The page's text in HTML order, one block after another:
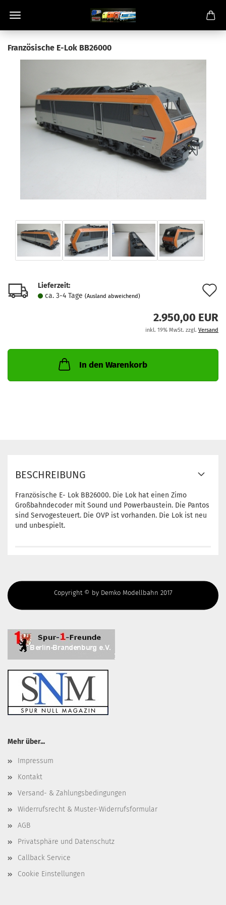
Französische E-Lok BB26000
Lieferzeit:
ca. 3-4 Tage (Ausland abweichend)
2.950,00 EUR
inkl. 19% MwSt. zzgl. Versand
In den Warenkorb
BESCHREIBUNG
Französische E- Lok BB26000. Die Lok hat einen Zimo
Großbahndecoder mit Sound und Powerbaustein. Die Pantos
sind Servogesteuert. Die OVP ist vorhanden. Die Lok ist neu
und unbespielt.
Copyright © by Demko Modellbahn 2017
Mehr über...
Impressum
Kontakt
Versand- & Zahlungsbedingungen
Widerrufsrecht & Muster-Widerrufsformular
AGB
Privatsphäre und Datenschutz
Callback Service
Cookie Einstellungen